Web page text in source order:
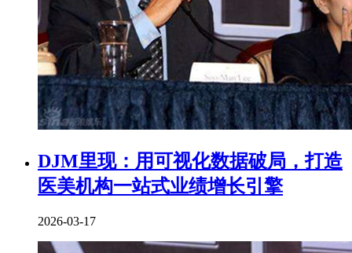
DJM里现：用可视化数据破局，打造
医美机构一站式业绩增长引擎
2026-03-17